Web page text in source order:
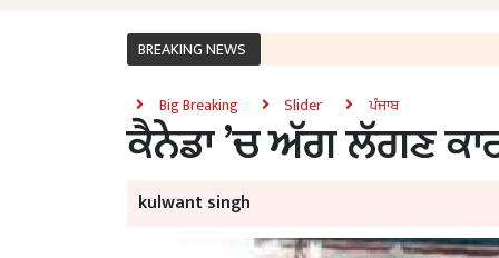
BREAKING NEWS
Big Breaking Slider ਪੰਜਾਬ
ਕੈਨੇਡਾ ’ਚ ਅੱਗ ਲੱਗਣ
kulwant singh